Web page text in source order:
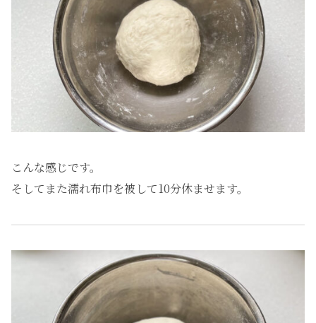
こんな感じです。
そしてまた濡れ布巾を被して10分休ませます。